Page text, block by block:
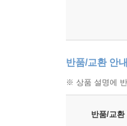
반품/교환 안내
※ 상품 설명에
반품/교환